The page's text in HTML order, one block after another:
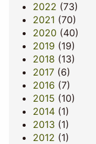
2022 (73)
2021 (70)
2020 (40)
2019 (19)
2018 (13)
2017(6)
2016 (7)
2015 (10)
2014(1)
2013 (1)
2012 (1)